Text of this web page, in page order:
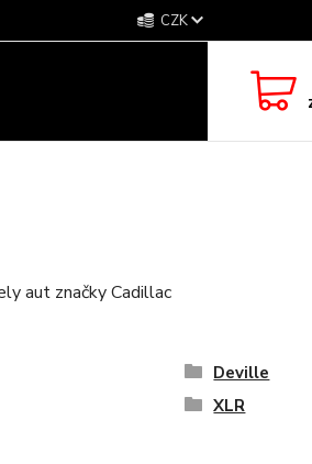
CZK
aut značky Cadillac
Deville
XLR